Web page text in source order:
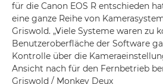
für die Canon EOS R entschieden
eine ganze Reihe von
Griswold. „Viele Systeme waren zu
Benutzeroberfläche der Software
Kontrolle über die
Ansicht nach für den Fernbetrieb
Griswold / Monkey Deux